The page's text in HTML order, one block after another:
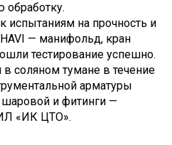
испытаниям на прочность и
— манифольд, кран
тестирование успешно.
соляном тумане в течение
арматуры
и фитинги —
«ИК ЦТО».